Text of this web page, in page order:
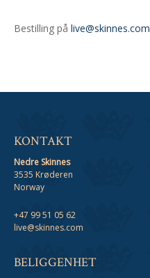
Bestilling på live@skinnes.com
KONTAKT
Nedre Skinnes
3535 Krøderen
Norway
+47 99 51 05 62
live@skinnes.com
BELIGGENHET